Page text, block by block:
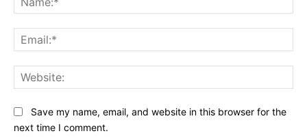
Save my name, email, and website in this browser for the
next time I comment.